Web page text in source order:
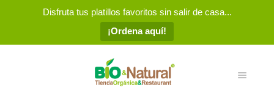
Disfruta tus platillos favoritos sin salir de casa...
¡Ordena aquí!